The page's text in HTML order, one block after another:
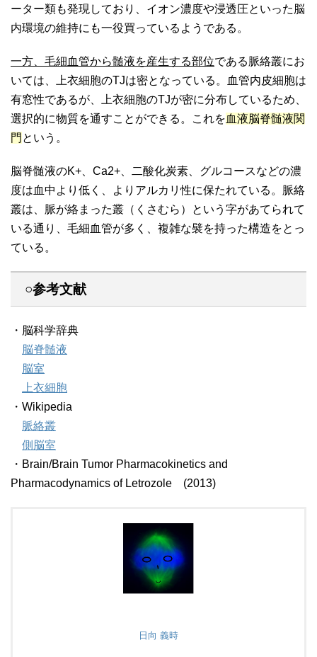
ーター類も発現しており、イオン濃度や浸透圧といった脳
内環境の維持にも一役買っているようである。
一方、毛細血管から髄液を産生する部位である脈絡叢にお
いては、上衣細胞のTJは密となっている。血管内皮細胞は
有窓性であるが、上衣細胞のTJが密に分布しているため、
選択的に物質を通すことができる。これを血液脳脊髄液関
門 という。
脳脊髄液のK+、Ca2+、二酸化炭素、グルコースなどの濃
度は血中より低く、よりアルカリ性に保たれている。脈絡
叢は、脈が絡まった叢（くさむら）という字があてられて
いる通り、毛細血管が多く、複雑な襞を持った構造をとっ
ている。
○参考文献
・脳科学辞典
脳脊髄液
脳室
上衣細胞
・Wikipedia
脈絡叢
側脳室
・Brain/Brain Tumor Pharmacokinetics and
Pharmacodynamics of Letrozole (2013)
日向 義時